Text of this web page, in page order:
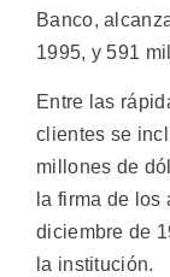
Banco,
1995, y 591
Entre las
clientes se
millones de
la firma de los
diciembre de
la institución.